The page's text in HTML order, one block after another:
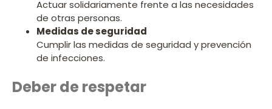
Actuar solidariamente frente a las necesidades
de otras personas.
Medidas de seguridad
Cumplir las medidas de seguridad y prevención
de infecciones.
Deber de respetar